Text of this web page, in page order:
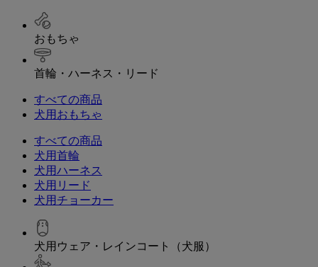
おもちゃ
首輪・ハーネス・リード
すべての商品
犬用おもちゃ
すべての商品
犬用首輪
犬用ハーネス
犬用リード
犬用チョーカー
犬用ウェア・レインコート（犬服）